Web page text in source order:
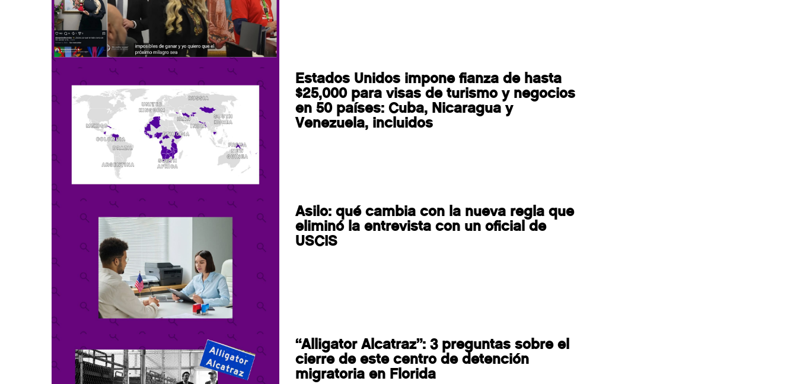
Estados Unidos impone fianza de hasta
$25,000 para visas de turismo y negocios
en 50 países: Cuba, Nicaragua y
Venezuela, incluidos
Asilo: qué cambia con la nueva regla que
eliminó la entrevista con un oficial de
USCIS
“Alligator Alcatraz”: 3 preguntas sobre el
cierre de este centro de detención
migratoria en Florida